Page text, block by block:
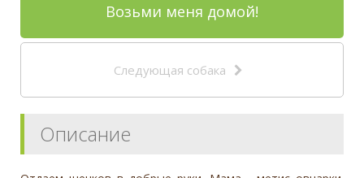
Возьми меня домой!
Следующая собака
Описание